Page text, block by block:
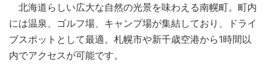
北海道らしい広大な自然の光景を味わえる南幌町。町内
には温泉、ゴルフ場、キャンプ場が集結しており、ドライ
ブスポットとして最適。札幌市や新千歳空港から1時間以
内でアクセスが可能です。